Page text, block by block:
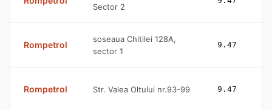
Sector 2
Rompetrol
soseaua Chitilei 128A,
sector 1
9.47
Rompetrol Str. Valea Oltului nr.93-99 9.47